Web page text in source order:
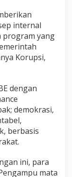
internal
program yang
Korupsi,
dengan
demokrasi,
berbasis
ini, para
mata